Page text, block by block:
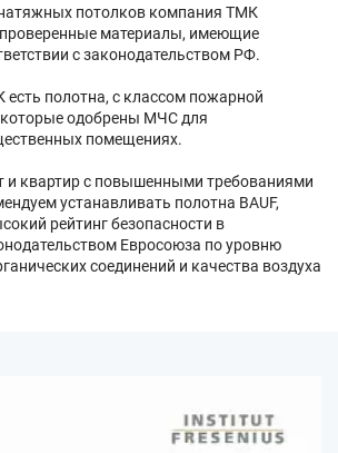
потолков компания ТМК
проверенные материалы, имеющие
с законодательством РФ.
есть полотна, с классом пожарной
которые одобрены МЧС для
помещениях.
и квартир с повышенными требованиями
устанавливать полотна BAUF,
рейтинг безопасности в
Евросоюза по уровню
соединений и качества воздуха